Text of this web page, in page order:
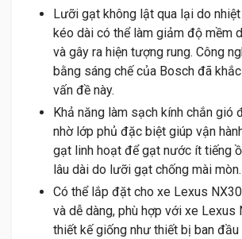
Lưỡi gạt không lật qua lại do
kéo dài có thể làm giảm độ mềm
và gây ra hiện tượng rung. Công
bằng sáng chế của Bosch đã
vấn đề này.
Khả năng làm sạch kính chắn gió
nhờ lớp phủ đặc biệt giúp vận
gạt linh hoạt để gạt nước ít tiếng
lâu dài do lưỡi gạt chống mài mòn.
Có thể lắp đặt cho xe Lexus
và dễ dàng, phù hợp với xe Lexus
thiết kế giống như thiết bị ban đầu